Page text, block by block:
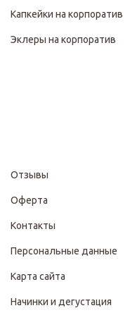
Капкейки на корпоратив
Эклеры на корпоратив
Отзывы
Оферта
Контакты
Персональные данные
Карта сайта
Начинки и дегустация